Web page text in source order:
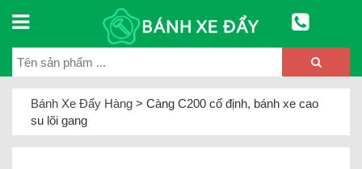
Bánh Xe Đẩy Hàng > Càng C200 cố định, bánh xe cao
su lõi gang